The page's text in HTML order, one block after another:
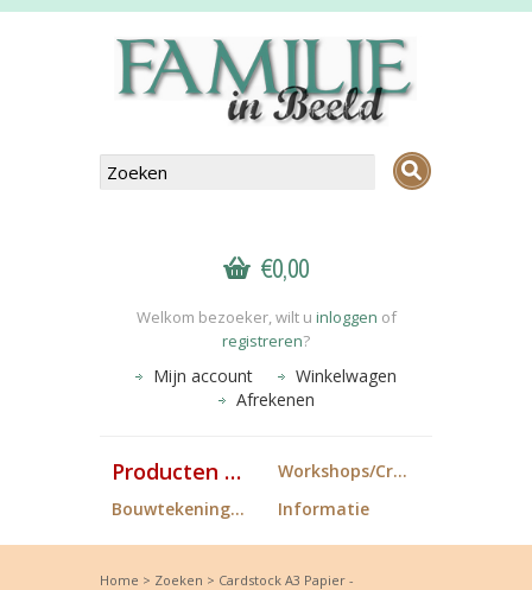
€0,00
Welkom bezoeker, wilt u inloggen of
registreren?
Mijn account
Winkelwagen
Afrekenen
Producten FiB
Workshops/Cropdagen
Bouwtekeningen
Informatie
Home > Zoeken > Cardstock A3 Papier -